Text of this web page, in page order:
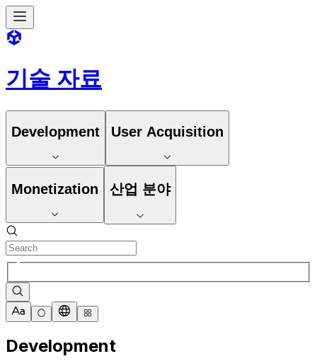
기술 자료
Development User Acquisition
Monetization 산업 분야
Development